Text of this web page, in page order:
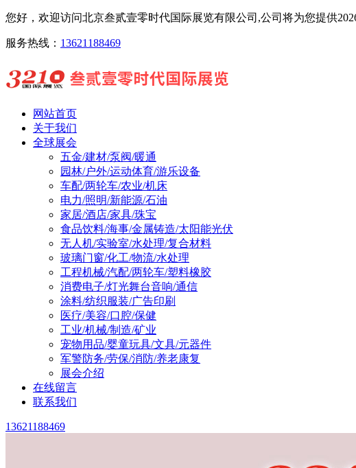
您好，欢迎访问北京叁贰壹零时代国际展览有限公司,公司将为您提供
服务热线： 13621188469
网站首页
关于我们
全球展会
五金/建材/泵阀/暖通
园林/户外/运动体育/游乐设备
车配/两轮车/农业/机床
电力/照明/新能源/石油
家居/酒店/家具/珠宝
食品饮料/海事/金属铸造/太阳能光伏
无人机/实验室/水处理/复合材料
玻璃门窗/化工/物流/水处理
工程机械/汽配/两轮车/塑料橡胶
消费电子/灯光舞台音响/通信
涂料/纺织服装/广告印刷
医疗/美容/口腔/保健
工业/机械/制造/矿业
宠物用品/婴童玩具/文具/元器件
军警防务/劳保/消防/养老康复
展会介绍
在线留言
联系我们
13621188469